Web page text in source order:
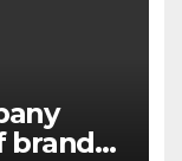
brand